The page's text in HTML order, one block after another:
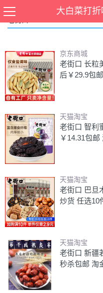
大白菜打
京东商城
老街口 长粒
后￥29.9包邮
天猫淘宝
老街口 智利
￥14.31包
天猫淘宝
老街口 巴旦
炒货 任选10
天猫淘宝
老街口 新疆
秒杀包邮 淘